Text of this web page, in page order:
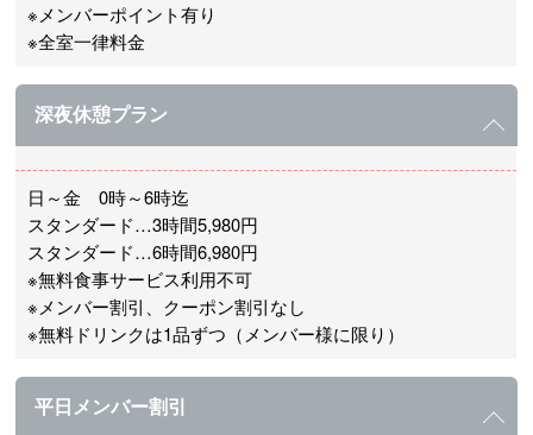
※メンバーポイント有り
※全室一律料金
深夜休憩プラン
日～金 0時～6時迄
スタンダード…3時間5,980円
スタンダード…6時間6,980円
※無料食事サービス利用不可
※メンバー割引、クーポン割引なし
※無料ドリンクは1品ずつ（メンバー様に限り）
平日メンバー割引